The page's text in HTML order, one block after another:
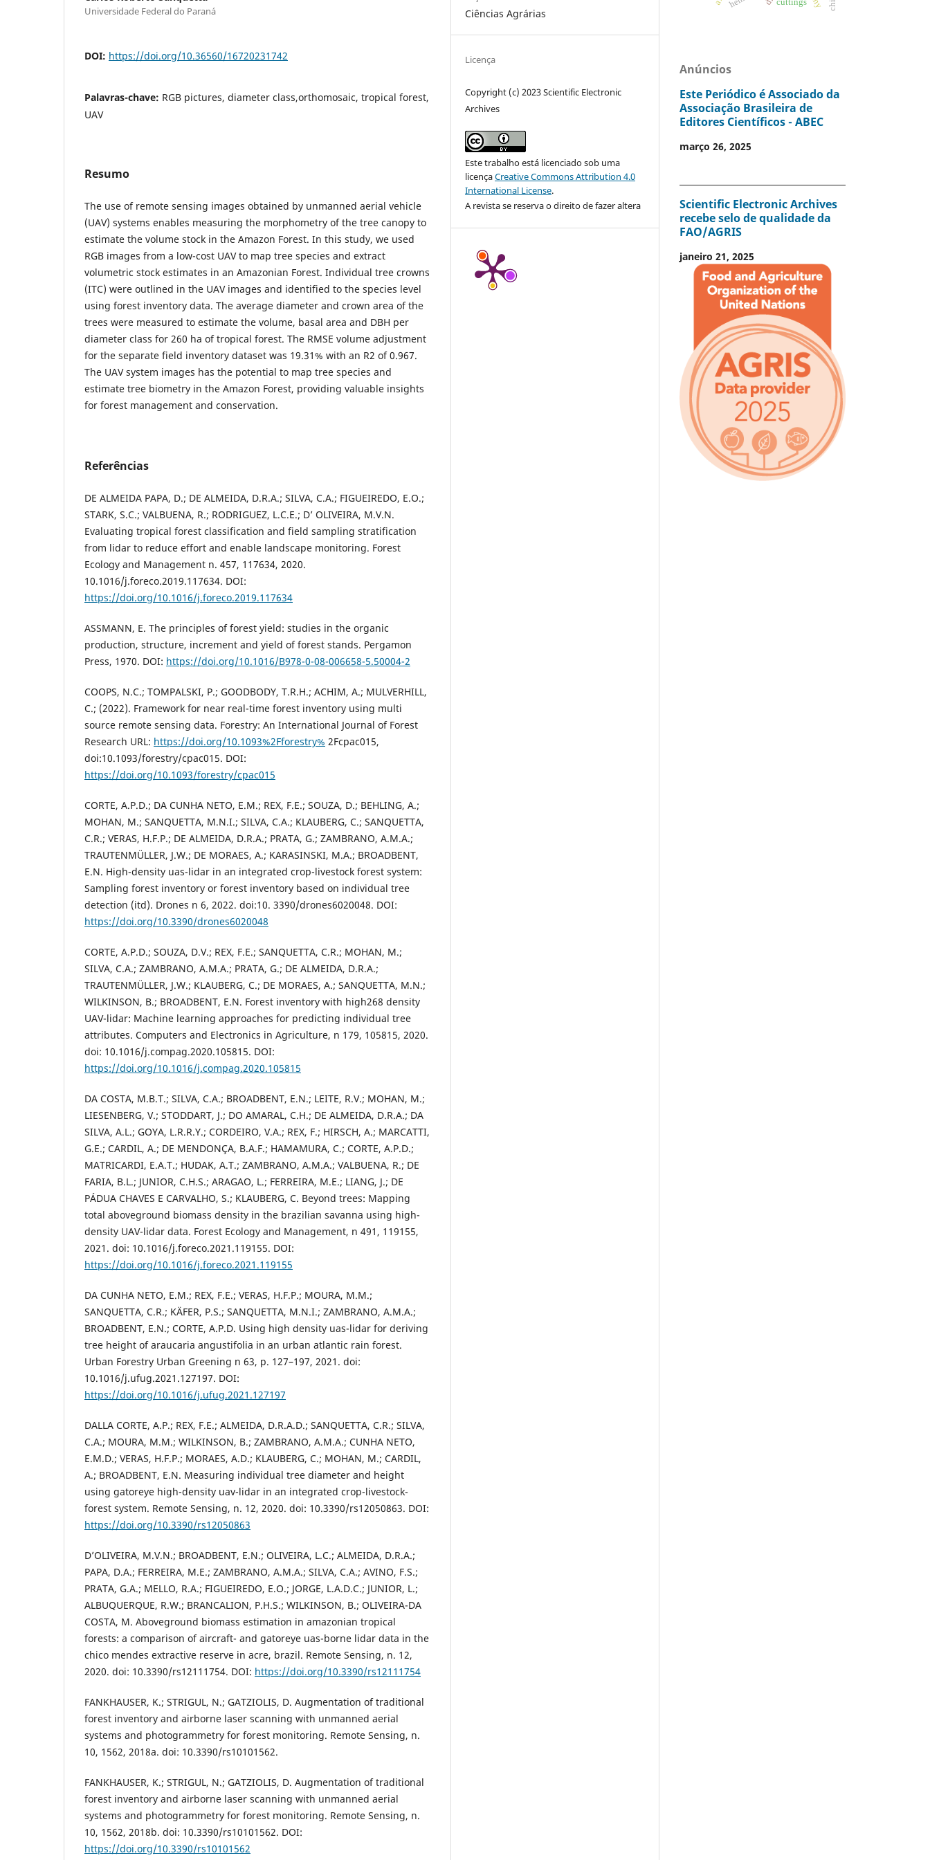
Universidade Federal do Paraná
DOI: https://doi.org/10.36560/16720231742
Palavras-chave: RGB pictures, diameter class,orthomosaic, tropical forest,
UAV
Resumo
The use of remote sensing images obtained by unmanned aerial vehicle
(UAV) systems enables measuring the morphometry of the tree canopy to
estimate the volume stock in the Amazon Forest. In this study, we used
RGB images from a low-cost UAV to map tree species and extract
volumetric stock estimates in an Amazonian Forest. Individual tree crowns
(ITC) were outlined in the UAV images and identified to the species level
using forest inventory data. The average diameter and crown area of the
trees were measured to estimate the volume, basal area and DBH per
diameter class for 260 ha of tropical forest. The RMSE volume adjustment
for the separate field inventory dataset was 19.31% with an R2 of 0.967.
The UAV system images has the potential to map tree species and
estimate tree biometry in the Amazon Forest, providing valuable insights
for forest management and conservation.
Referências
DE ALMEIDA PAPA, D.; DE ALMEIDA, D.R.A.; SILVA, C.A.; FIGUEIREDO, E.O.;
STARK, S.C.; VALBUENA, R.; RODRIGUEZ, L.C.E.; D’ OLIVEIRA, M.V.N.
Evaluating tropical forest classification and field sampling stratification
from lidar to reduce effort and enable landscape monitoring. Forest
Ecology and Management n. 457, 117634, 2020.
10.1016/j.foreco.2019.117634. DOI:
https://doi.org/10.1016/j.foreco.2019.117634
ASSMANN, E. The principles of forest yield: studies in the organic
production, structure, increment and yield of forest stands. Pergamon
Press, 1970. DOI: https://doi.org/10.1016/B978-0-08-006658-5.50004-2
COOPS, N.C.; TOMPALSKI, P.; GOODBODY, T.R.H.; ACHIM, A.; MULVERHILL,
C.; (2022). Framework for near real-time forest inventory using multi
source remote sensing data. Forestry: An International Journal of Forest
Research URL: https://doi.org/10.1093%2Fforestry% 2Fcpac015,
doi:10.1093/forestry/cpac015. DOI:
https://doi.org/10.1093/forestry/cpac015
CORTE, A.P.D.; DA CUNHA NETO, E.M.; REX, F.E.; SOUZA, D.; BEHLING, A.;
MOHAN, M.; SANQUETTA, M.N.I.; SILVA, C.A.; KLAUBERG, C.; SANQUETTA,
C.R.; VERAS, H.F.P.; DE ALMEIDA, D.R.A.; PRATA, G.; ZAMBRANO, A.M.A.;
TRAUTENMÜLLER, J.W.; DE MORAES, A.; KARASINSKI, M.A.; BROADBENT,
E.N. High-density uas-lidar in an integrated crop-livestock forest system:
Sampling forest inventory or forest inventory based on individual tree
detection (itd). Drones n 6, 2022. doi:10. 3390/drones6020048. DOI:
https://doi.org/10.3390/drones6020048
CORTE, A.P.D.; SOUZA, D.V.; REX, F.E.; SANQUETTA, C.R.; MOHAN, M.;
SILVA, C.A.; ZAMBRANO, A.M.A.; PRATA, G.; DE ALMEIDA, D.R.A.;
TRAUTENMÜLLER, J.W.; KLAUBERG, C.; DE MORAES, A.; SANQUETTA, M.N.;
WILKINSON, B.; BROADBENT, E.N. Forest inventory with high268 density
UAV-lidar: Machine learning approaches for predicting individual tree
attributes. Computers and Electronics in Agriculture, n 179, 105815, 2020.
doi: 10.1016/j.compag.2020.105815. DOI:
https://doi.org/10.1016/j.compag.2020.105815
DA COSTA, M.B.T.; SILVA, C.A.; BROADBENT, E.N.; LEITE, R.V.; MOHAN, M.;
LIESENBERG, V.; STODDART, J.; DO AMARAL, C.H.; DE ALMEIDA, D.R.A.; DA
SILVA, A.L.; GOYA, L.R.R.Y.; CORDEIRO, V.A.; REX, F.; HIRSCH, A.; MARCATTI,
G.E.; CARDIL, A.; DE MENDONÇA, B.A.F.; HAMAMURA, C.; CORTE, A.P.D.;
MATRICARDI, E.A.T.; HUDAK, A.T.; ZAMBRANO, A.M.A.; VALBUENA, R.; DE
FARIA, B.L.; JUNIOR, C.H.S.; ARAGAO, L.; FERREIRA, M.E.; LIANG, J.; DE
PÁDUA CHAVES E CARVALHO, S.; KLAUBERG, C. Beyond trees: Mapping
total aboveground biomass density in the brazilian savanna using high-
density UAV-lidar data. Forest Ecology and Management, n 491, 119155,
2021. doi: 10.1016/j.foreco.2021.119155. DOI:
https://doi.org/10.1016/j.foreco.2021.119155
DA CUNHA NETO, E.M.; REX, F.E.; VERAS, H.F.P.; MOURA, M.M.;
SANQUETTA, C.R.; KÄFER, P.S.; SANQUETTA, M.N.I.; ZAMBRANO, A.M.A.;
BROADBENT, E.N.; CORTE, A.P.D. Using high density uas-lidar for deriving
tree height of araucaria angustifolia in an urban atlantic rain forest.
Urban Forestry Urban Greening n 63, p. 127–197, 2021. doi:
10.1016/j.ufug.2021.127197. DOI:
https://doi.org/10.1016/j.ufug.2021.127197
DALLA CORTE, A.P.; REX, F.E.; ALMEIDA, D.R.A.D.; SANQUETTA, C.R.; SILVA,
C.A.; MOURA, M.M.; WILKINSON, B.; ZAMBRANO, A.M.A.; CUNHA NETO,
E.M.D.; VERAS, H.F.P.; MORAES, A.D.; KLAUBERG, C.; MOHAN, M.; CARDIL,
A.; BROADBENT, E.N. Measuring individual tree diameter and height
using gatoreye high-density uav-lidar in an integrated crop-livestock-
forest system. Remote Sensing, n. 12, 2020. doi: 10.3390/rs12050863. DOI:
https://doi.org/10.3390/rs12050863
D’OLIVEIRA, M.V.N.; BROADBENT, E.N.; OLIVEIRA, L.C.; ALMEIDA, D.R.A.;
PAPA, D.A.; FERREIRA, M.E.; ZAMBRANO, A.M.A.; SILVA, C.A.; AVINO, F.S.;
PRATA, G.A.; MELLO, R.A.; FIGUEIREDO, E.O.; JORGE, L.A.D.C.; JUNIOR, L.;
ALBUQUERQUE, R.W.; BRANCALION, P.H.S.; WILKINSON, B.; OLIVEIRA-DA
COSTA, M. Aboveground biomass estimation in amazonian tropical
forests: a comparison of aircraft- and gatoreye uas-borne lidar data in the
chico mendes extractive reserve in acre, brazil. Remote Sensing, n. 12,
2020. doi: 10.3390/rs12111754. DOI: https://doi.org/10.3390/rs12111754
FANKHAUSER, K.; STRIGUL, N.; GATZIOLIS, D. Augmentation of traditional
forest inventory and airborne laser scanning with unmanned aerial
systems and photogrammetry for forest monitoring. Remote Sensing, n.
10, 1562, 2018a. doi: 10.3390/rs10101562.
FANKHAUSER, K.; STRIGUL, N.; GATZIOLIS, D. Augmentation of traditional
forest inventory and airborne laser scanning with unmanned aerial
systems and photogrammetry for forest monitoring. Remote Sensing, n.
10, 1562, 2018b. doi: 10.3390/rs10101562. DOI:
https://doi.org/10.3390/rs10101562
Ciências Agrárias
Licença
Copyright (c) 2023 Scientific Electronic
Archives
Este trabalho está licenciado sob uma
licençaCreative Commons Attribution 4.0
International License.
A revista se reserva o direito de fazer altera
Anúncios
Este Periódico é Associado da
Associação Brasileira de
Editores Científicos - ABEC
março 26, 2025
Scientific Electronic Archives
recebe selo de qualidade da
FAO/AGRIS
janeiro 21, 2025